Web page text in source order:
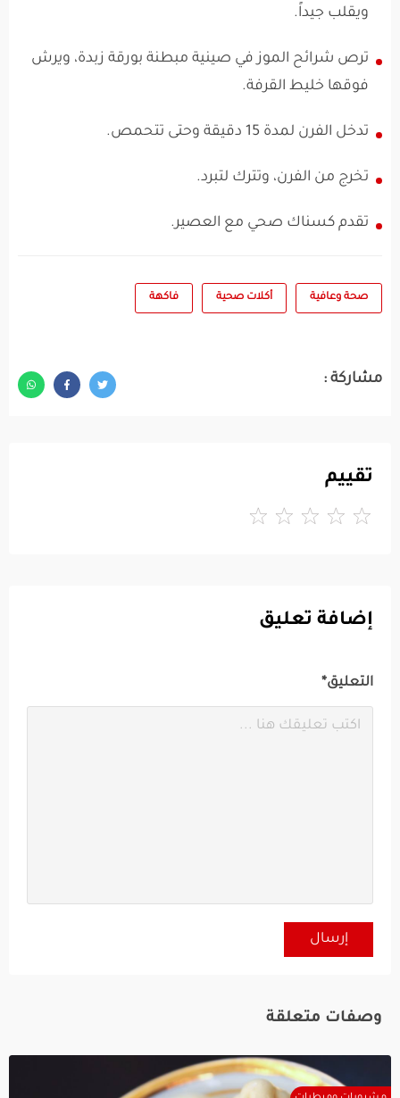
ويقلب جيداً.
ترص شرائح الموز في صينية مبطنة بورقة زبدة، ويرش
فوقها خليط القرفة.
تدخل الفرن لمدة 15 دقيقة وحتى تتحمص.
تخرج من الفرن، وتترك لتبرد.
تقدم كسناك صحي مع العصير.
صحة وعافية أكلات صحية فاكهة
مشاركة :
تقييم
إضافة تعليق
التعليق*
وصفات متعلقة